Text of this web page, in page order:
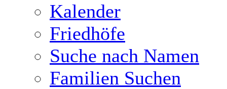
Kalender
Friedhöfe
Suche nach Namen
Familien Suchen